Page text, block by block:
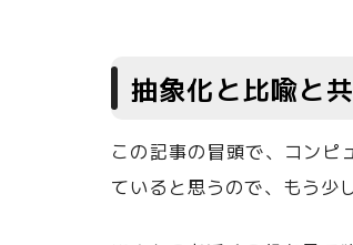
抽象化と比喩と
この記事の冒頭で、コン
ていると思うので、もう少